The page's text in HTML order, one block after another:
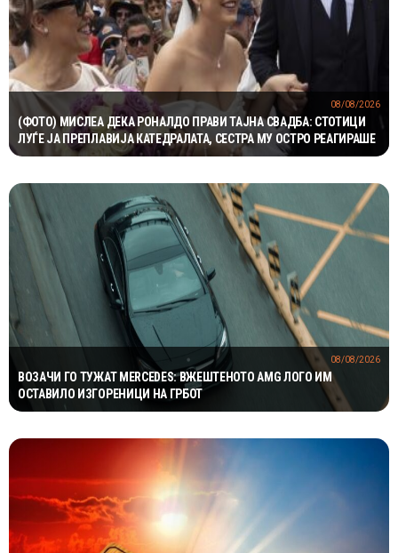
(ФОТО) МИСЛЕА ДЕКА РОНАЛДО ПРАВИ ТАЈНА СВАДБА: СТОТИЦИ
ЛУЃЕ ЈА ПРЕПЛАВИЈА КАТЕДРАЛАТА, СЕСТРА МУ ОСТРО РЕАГИРАШЕ
08/08/2026
ВОЗАЧИ ГО ТУЖАТ MERCEDES: ВЖЕШТЕНОТО AMG ЛОГО ИМ
ОСТАВИЛО ИЗГОРЕНИЦИ НА ГРБОТ
08/08/2026